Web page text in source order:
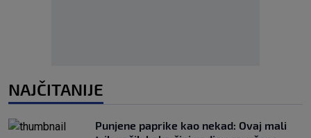
NAJČITANIJE
Punjene paprike kao nekad: Ovaj mali